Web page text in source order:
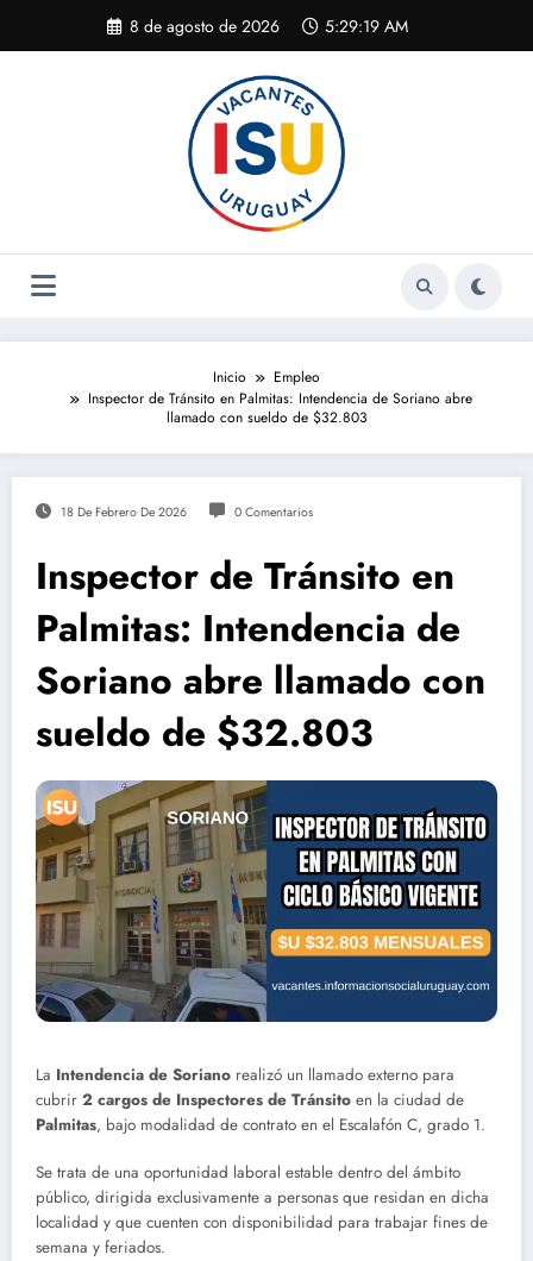
contenido
8 de agosto de 2026 5:29:19 AM
Inicio
Empleo
Inspector de Tránsito en Palmitas: Intendencia de Soriano abre
llamado con sueldo de $32.803
18 De Febrero De 2026 0 Comentarios
Inspector de Tránsito en
Palmitas: Intendencia de
Soriano abre llamado con
sueldo de $32.803
La Intendencia de Soriano realizó un llamado externo para
cubrir 2 cargos de Inspectores de Tránsito en la ciudad de
Palmitas, bajo modalidad de contrato en el Escalafón C, grado 1.
Se trata de una oportunidad laboral estable dentro del ámbito
público, dirigida exclusivamente a personas que residan en dicha
localidad y que cuenten con disponibilidad para trabajar fines de
semana y feriados.